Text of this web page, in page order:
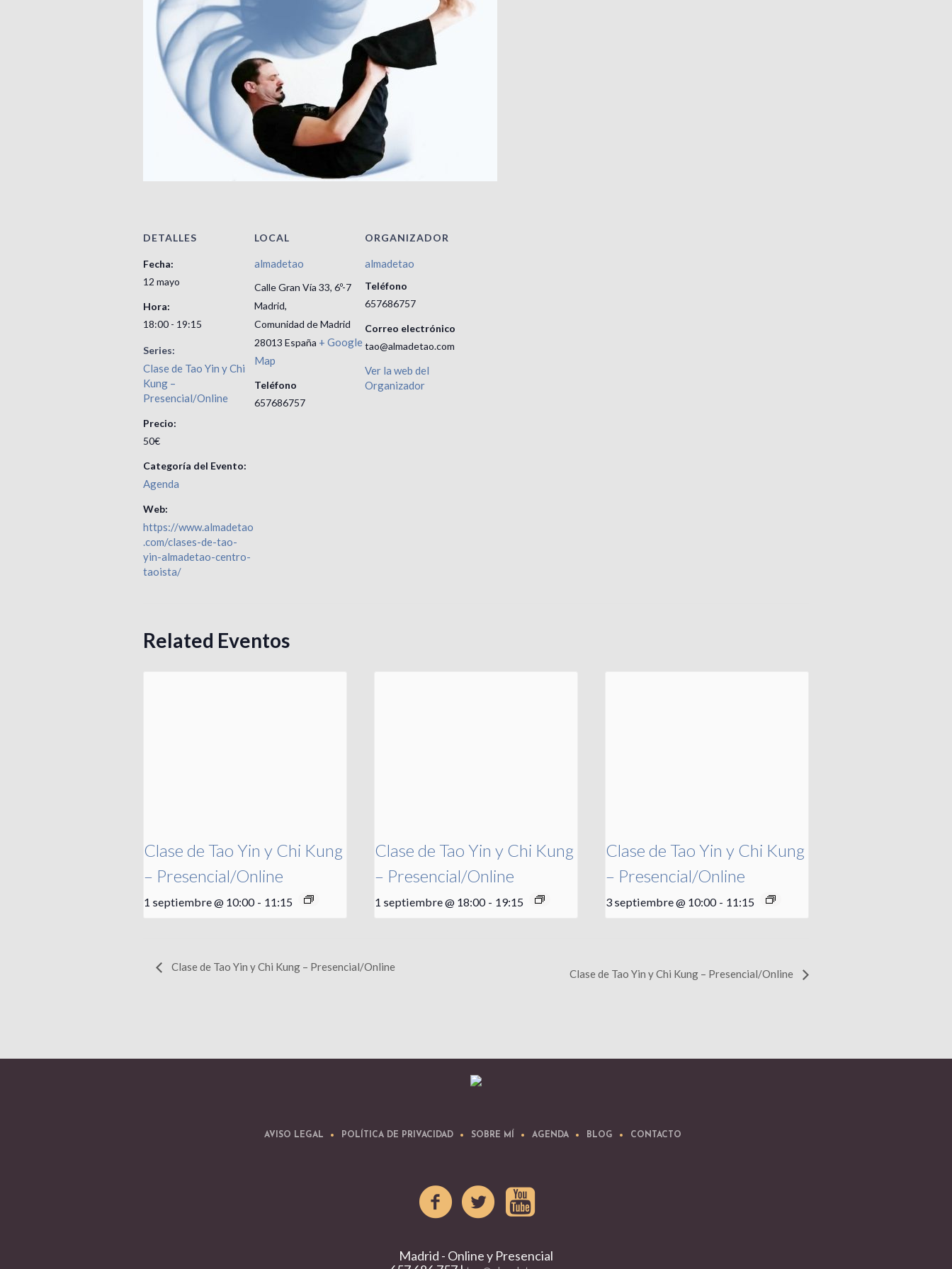
DETALLES
Fecha:
12 mayo
Hora:
18:00 - 19:15
Series:
Clase de Tao Yin y Chi
Kung –
Presencial/Online
Precio:
50€
Categoría del Evento:
Agenda
Web:
https://www.almadetao
.com/clases-de-tao-
yin-almadetao-centro-
taoista/
LOCAL
almadetao
Calle Gran Vía 33, 6º-7
Madrid,
Comunidad de Madrid
28013 España + Google
Map
Teléfono
657686757
ORGANIZADOR
almadetao
Teléfono
657686757
Correo electrónico
tao@almadetao.com
Ver la web del
Organizador
Related Eventos
Clase de Tao Yin y Chi Kung
– Presencial/Online
1 septiembre @ 10:00 - 11:15
Clase de Tao Yin y Chi Kung
– Presencial/Online
1 septiembre @ 18:00 - 19:15
Clase de Tao Yin y Chi Kung
– Presencial/Online
3 septiembre @ 10:00 - 11:15
Clase de Tao Yin y Chi Kung – Presencial/Online
Clase de Tao Yin y Chi Kung – Presencial/Online
AVISO LEGAL POLÍTICA DE PRIVACIDAD SOBRE MÍ AGENDA BLOG CONTACTO
Madrid - Online y Presencial